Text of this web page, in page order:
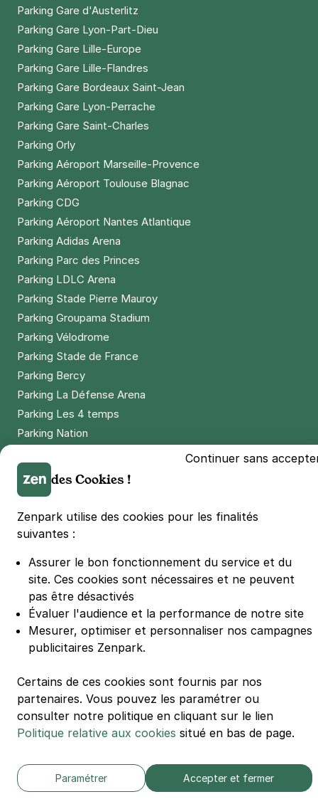
Parking Gare d'Austerlitz
Parking Gare Lyon-Part-Dieu
Parking Gare Lille-Europe
Parking Gare Lille-Flandres
Parking Gare Bordeaux Saint-Jean
Parking Gare Lyon-Perrache
Parking Gare Saint-Charles
Parking Orly
Parking Aéroport Marseille-Provence
Parking Aéroport Toulouse Blagnac
Parking CDG
Parking Aéroport Nantes Atlantique
Parking Adidas Arena
Parking Parc des Princes
Parking LDLC Arena
Parking Stade Pierre Mauroy
Parking Groupama Stadium
Parking Vélodrome
Parking Stade de France
Parking Bercy
Parking La Défense Arena
Parking Les 4 temps
Parking Nation
Parking Lille Grand Palais
Parking Euralille
Parking Casino Barrière Lille
🌍 Passer de 130 à 110 km/h sur autoroute réduit votre
consommation de 20%
#SeDéplacerMoinsPolluer
© Zenpark 2012 - 2026 - Tous droits réservés - Fabriqué avec soin à
Rennes et Paris
Continuer sans
des Cookies !
Zenpark utilise des cookies pour les finalités
suivantes :
Assurer le bon fonctionnement du service et du
site. Ces cookies sont nécessaires et ne peuvent
pas être désactivés
Évaluer l'audience et la performance de notre site
Mesurer, optimiser et personnaliser nos campagnes
publicitaires Zenpark.
Certains de ces cookies sont fournis par nos
partenaires. Vous pouvez les paramétrer ou
consulter notre politique en cliquant sur le lien
Politique relative aux cookies situé en bas de page.
Paramétrer Accepter et fermer